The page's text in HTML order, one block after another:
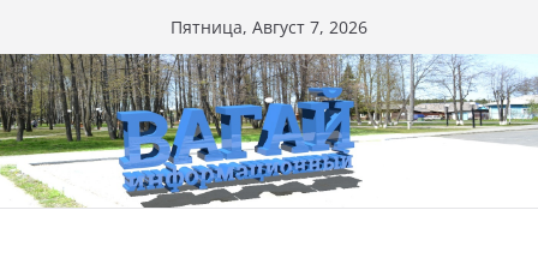
к
содержимому
Пятница, Август 7, 2026